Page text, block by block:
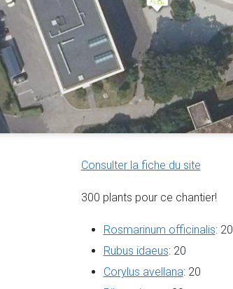
Consulter la fiche du site
300 plants pour ce chantier!
Rosmarinum officinalis: 20
Rubus idaeus: 20
Corylus avellana: 20